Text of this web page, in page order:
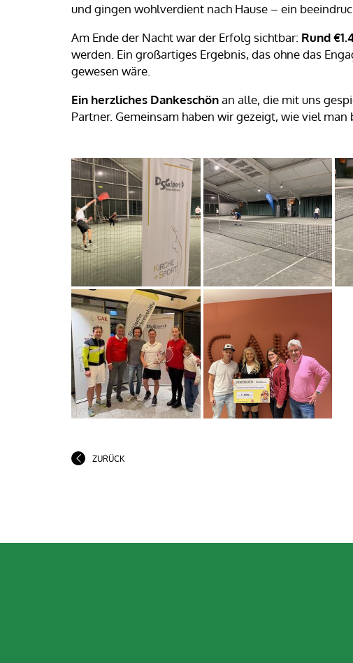
und gingen wohlverdient nach Hause – ein
Am Ende der Nacht war der Erfolg sichtbar: Rund
werden. Ein großartiges Ergebnis, das ohne das
gewesen wäre.
Ein herzliches Dankeschönan alle, die mit uns
Partner. Gemeinsam haben wir gezeigt, wie viel man
ZURÜCK